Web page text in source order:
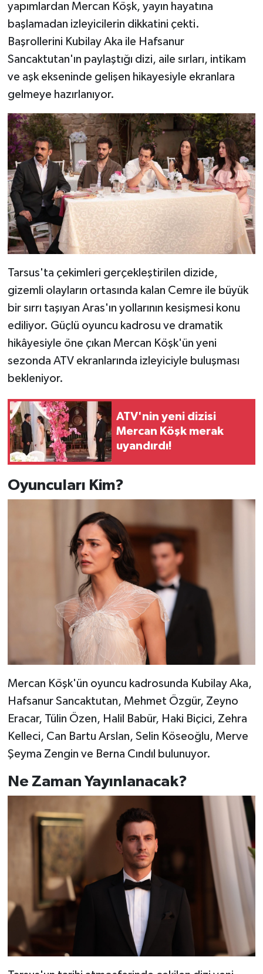
yapımlardan Mercan Köşk, yayın hayatına
başlamadan izleyicilerin dikkatini çekti.
Başrollerini Kubilay Aka ile Hafsanur
Sancaktutan'ın paylaştığı dizi, aile sırları, intikam
ve aşk ekseninde gelişen hikayesiyle ekranlara
gelmeye hazırlanıyor.
Tarsus'ta çekimleri gerçekleştirilen dizide,
gizemli olayların ortasında kalan Cemre ile büyük
bir sırrı taşıyan Aras'ın yollarının kesişmesi konu
ediliyor. Güçlü oyuncu kadrosu ve dramatik
hikâyesiyle öne çıkan Mercan Köşk'ün yeni
sezonda ATV ekranlarında izleyiciyle buluşması
bekleniyor.
ATV'nin yeni dizisi
Mercan Köşk merak
uyandırdı!
Oyuncuları Kim?
Mercan Köşk'ün oyuncu kadrosunda Kubilay Aka,
Hafsanur Sancaktutan, Mehmet Özgür, Zeyno
Eracar, Tülin Özen, Halil Babür, Haki Biçici, Zehra
Kelleci, Can Bartu Arslan, Selin Köseoğlu, Merve
Şeyma Zengin ve Berna Cındıl bulunuyor.
Ne Zaman Yayınlanacak?